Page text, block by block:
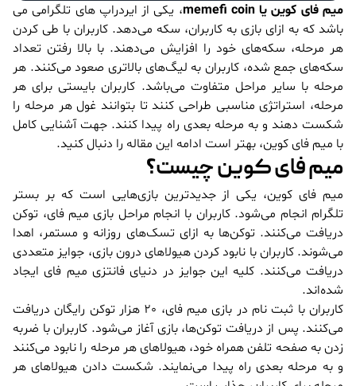
میم فای کوین یا memefi coin
، یکی از ایردراپ های تلگرامی می
باشد که به ازای بازی به کاربران، سکه می‌دهد. کاربران با طی کردن
هر مرحله، سکه‌های خود را افزایش می‌دهند. با بالا رفتن تعداد
سکه‌های جمع شده، کاربران به لیگ‌های بالاتری صعود می‌کنند. هر
مرحله با سایر مراحل متفاوت می‌باشد. کاربران بایستی برای هر
مرحله، استراتژی مناسبی طراحی کنند تا بتوانند غول هر مرحله را
شکست دهند و به مرحله بعدی راه پیدا کنند. جهت آشنایی کامل
با میم فای کوین، بهتر است ادامه این مقاله را دنبال کنید.
میم فای کوین چیست؟
میم فای کوین، یکی از جدیدترین بازی‌هایی است که بر بستر
تلگرام انجام می‌شود. کاربران با انجام مراحل بازی میم فای، توکن
دریافت می‌کنند. توکن‌ها به ازای تسک‌های روزانه و مستمر، اهدا
می‌شوند. کاربران با نابود کردن هیولاهای درون بازی، جوایز متعددی
دریافت می‌کنند. کلیه این جوایز در دنیای فانتزی میم فای ایجاد
شده‌اند.
کاربران با ثبت نام در بازی میم فای، 20 هزار توکن رایگان دریافت
می‌کنند. پس از دریافت توکن‌ها، بازی آغاز می‌شود. کاربران با ضربه
زدن به صفحه تلفن همراه خود، هیولاهای هر مرحله را نابود می‌کنند
و به مرحله بعدی راه پیدا می‌نمایند. شکست دادن هیولاهای هر